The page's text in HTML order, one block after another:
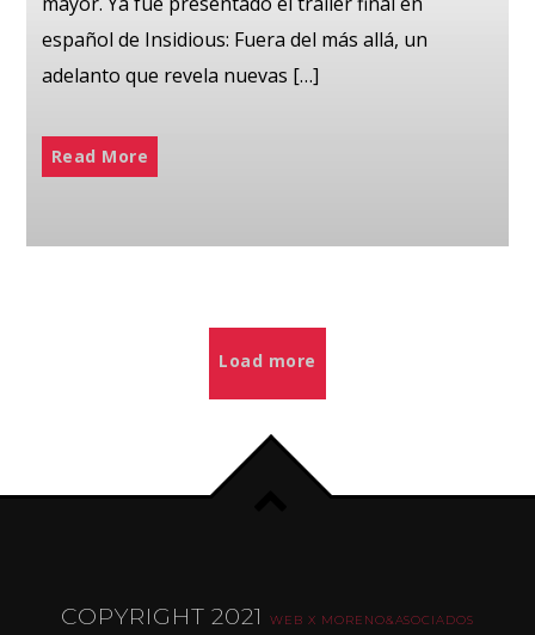
español de Insidious: Fuera del más allá, un
adelanto que revela nuevas […]
Read More
Load more
COPYRIGHT 2021WEB X MORENO&ASOCIADOS